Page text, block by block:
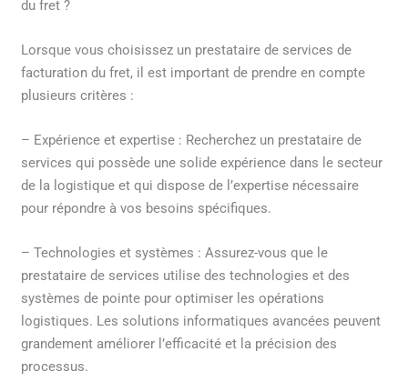
du fret ?
Lorsque vous choisissez un prestataire de services de
facturation du fret, il est important de prendre en compte
plusieurs critères :
– Expérience et expertise : Recherchez un prestataire de
services qui possède une solide expérience dans le secteur
de la logistique et qui dispose de l’expertise nécessaire
pour répondre à vos besoins spécifiques.
– Technologies et systèmes : Assurez-vous que le
prestataire de services utilise des technologies et des
systèmes de pointe pour optimiser les opérations
logistiques. Les solutions informatiques avancées peuvent
grandement améliorer l’efficacité et la précision des
processus.